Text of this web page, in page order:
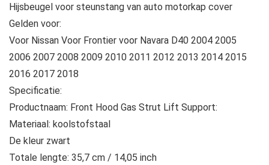
Hijsbeugel voor steunstang van auto motorkap cover
Gelden voor:
Voor Nissan Voor Frontier voor Navara D40 2004 2005
2006 2007 2008 2009 2010 2011 2012 2013 2014 2015
2016 2017 2018
Specificatie:
Productnaam: Front Hood Gas Strut Lift Support:
Materiaal: koolstofstaal
De kleur zwart
Totale lengte: 35,7 cm / 14,05 inch